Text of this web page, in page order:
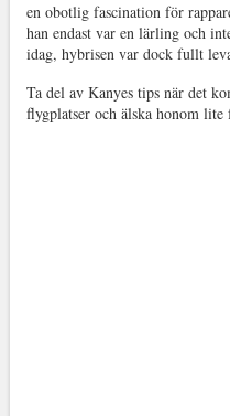
en obotlig fascination för
han endast var en lärling och
idag, hybrisen var dock fullt
Ta del av Kanyes tips när det
flygplatser och älska honom